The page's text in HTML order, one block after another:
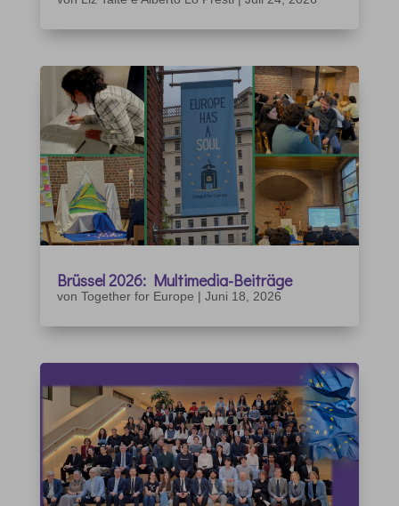
Brüssel 2026: Multimedia-Beiträge
von Together for Europe | Juni 18, 2026